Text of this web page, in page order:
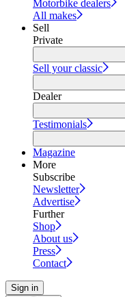
Motorbike dealers
All makes
Sell
Private
Sell your classic
Dealer
Testimonials
Magazine
More
Subscribe
Newsletter
Advertise
Further
Shop
About us
Press
Contact
Sign in